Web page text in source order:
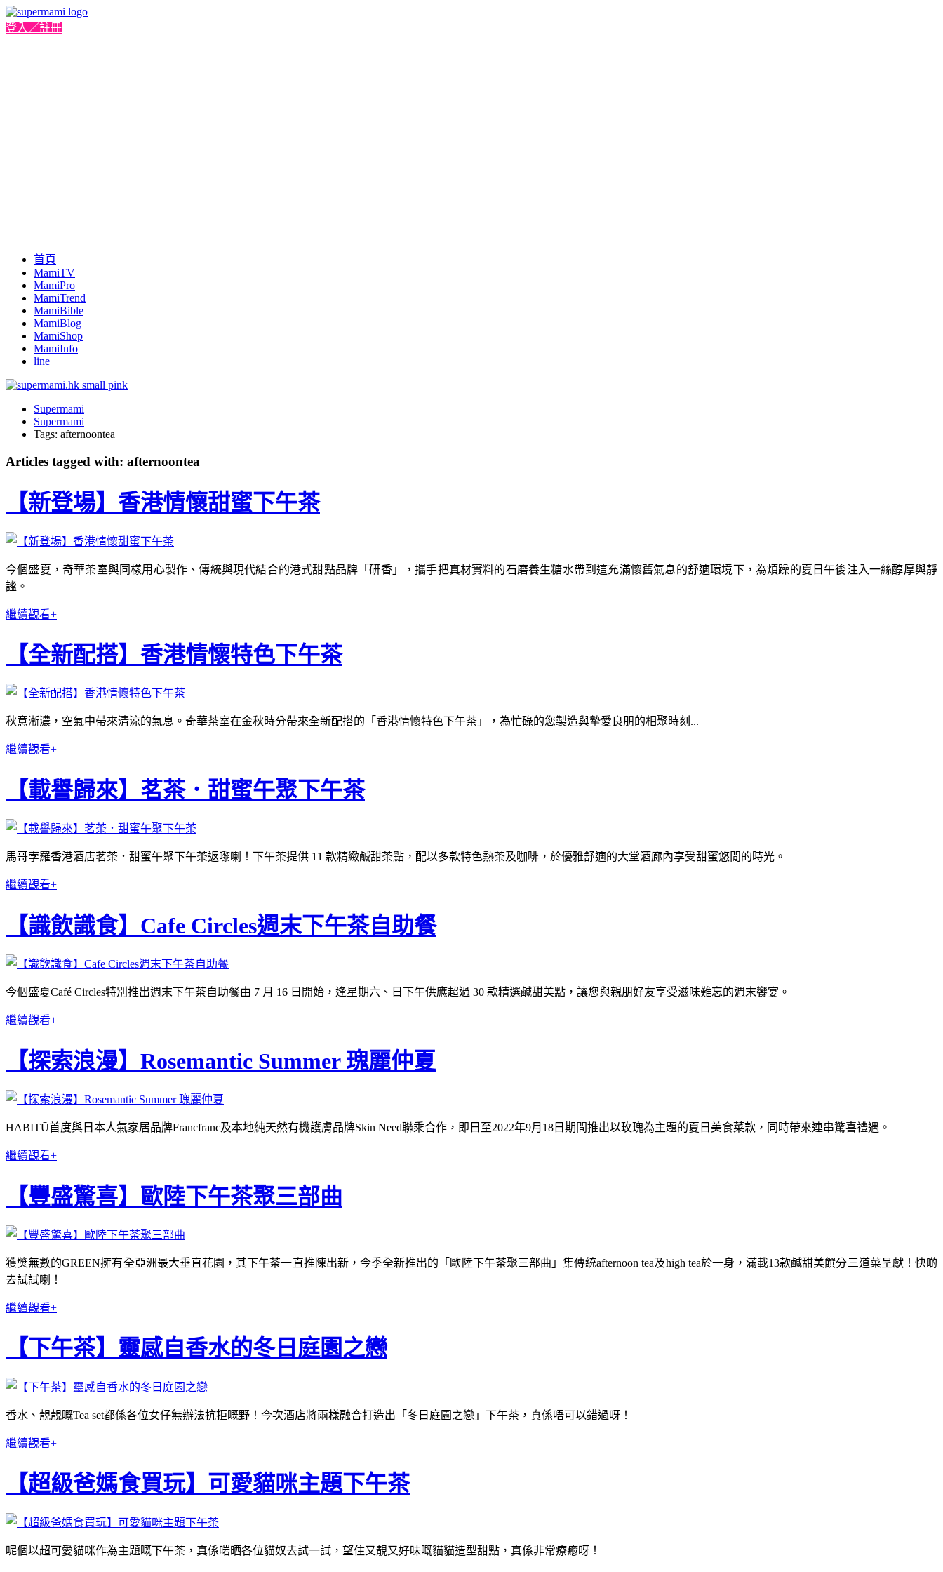
登入／註冊
首頁
MamiTV
MamiPro
MamiTrend
MamiBible
MamiBlog
MamiShop
MamiInfo
line
Supermami
Supermami
Tags: afternoontea
Articles tagged with: afternoontea
【新登場】香港情懷甜蜜下午茶
今個盛夏，奇華茶室與同樣用心製作、傳統與現代結合的港式甜點品牌「研香」，攜手把真材實料的石磨養生糖水帶到這充滿懷舊氣息的舒適環境下，為煩躁的夏日午後注入一絲醇厚與靜
謐。
繼續觀看+
【全新配搭】香港情懷特色下午茶
秋意漸濃，空氣中帶來清涼的氣息。奇華茶室在金秋時分帶來全新配搭的「香港情懷特色下午茶」，為忙碌的您製造與摯愛良朋的相聚時刻...
繼續觀看+
【載譽歸來】茗茶．甜蜜午聚下午茶
馬哥孛羅香港酒店茗茶．甜蜜午聚下午茶返嚟喇！下午茶提供 11 款精緻鹹甜茶點，配以多款特色熱茶及咖啡，於優雅舒適的大堂酒廊內享受甜蜜悠閒的時光。
繼續觀看+
【識飲識食】Cafe Circles週末下午茶自助餐
今個盛夏Café Circles特別推出週末下午茶自助餐由 7 月 16 日開始，逢星期六、日下午供應超過 30 款精選鹹甜美點，讓您與親朋好友享受滋味難忘的週末饗宴。
繼續觀看+
【探索浪漫】Rosemantic Summer 瑰麗仲夏
HABITŪ首度與日本人氣家居品牌Francfranc及本地純天然有機護膚品牌Skin Need聯乘合作，即日至2022年9月18日期間推出以玫瑰為主題的夏日美食菜款，同時帶來連串驚喜禮遇。
繼續觀看+
【豐盛驚喜】歐陸下午茶聚三部曲
獲獎無數的GREEN擁有全亞洲最大垂直花園，其下午茶一直推陳出新，今季全新推出的「歐陸下午茶聚三部曲」集傳統afternoon tea及high tea於一身，滿載13款鹹甜美饌分三道菜呈獻！快啲
去試試喇！
繼續觀看+
【下午茶】靈感自香水的冬日庭園之戀
香水、靚靚嘅Tea set都係各位女仔無辦法抗拒嘅野！今次酒店將兩樣融合打造出「冬日庭園之戀」下午茶，真係唔可以錯過呀！
繼續觀看+
【超級爸媽食買玩】可愛貓咪主題下午茶
呢個以超可愛貓咪作為主題嘅下午茶，真係啱晒各位貓奴去試一試，望住又靚又好味嘅貓貓造型甜點，真係非常療癒呀！